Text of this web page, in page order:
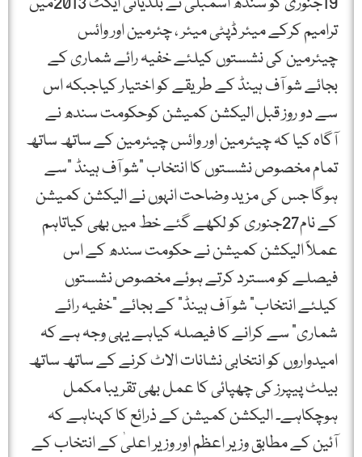
ترامیم کرکے میئر ڈپٹی میئر ، چئرمین اور وائس
چیئرمین کی نشستوں کیلئے خفیہ رائے شماری کے
بجائے شو آف ہینڈ کے طریقے کو اختیار کیاجبکہ اس
سے دو روز قبل الیکشن کمیشن کوحکومت سندھ نے
آگاہ کیا کہ چیئرمین اور وائس چیئرمین کے ساتھ ساتھ
تمام مخصوص نشستوں کا انتخاب ”شو آف ہینڈ ”سے
ہوگا جس کی مزید وضاحت انہوں نے الیکشن کمیشن
کے نام27جنوری کو لکھے گئے خط میں بھی کیاتاہم
عملاً الیکشن کمیشن نے حکومت سندھ کے اس
فیصلے کو مسترد کرتے ہوئے مخصوص نشستوں
کیلئے انتخاب” شو آف ہینڈ” کے بجائے ”خفیہ رائے
شماری” سے کرانے کا فیصلہ کیاہے یہی وجہ ہے کہ
امیدواروں کو انتخابی نشانات الاٹ کرنے کے ساتھ ساتھ
بیلٹ پیپرز کی چھپائی کا عمل بھی تقریبا مکمل
ہوچکاہے۔ الیکشن کمیشن کے ذرائع کا کہناہے کہ
آئین کے مطابق وزیر اعظم اور وزیر اعلیٰ کے انتخاب کے